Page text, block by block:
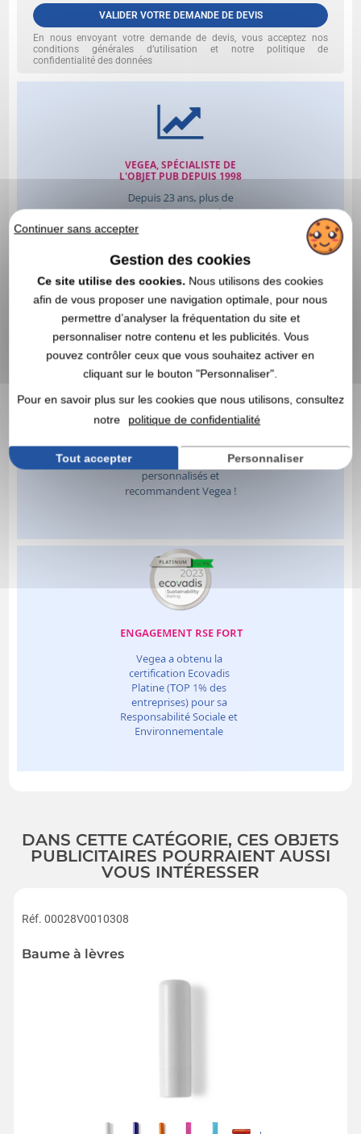
VALIDER VOTRE DEMANDE DE DEVIS
En nous envoyant votre demande de devis, vous acceptez nos
conditions générales d’utilisation et notre politique de
confidentialité des données
DANS CETTE CATÉGORIE, CES OBJETS
PUBLICITAIRES POURRAIENT AUSSI
VOUS INTÉRESSER
Réf. 00028V0010308
Baume à lèvres
Continuer sans accepter
Gestion des cookies
Ce site utilise des cookies. Nous utilisons des cookies
afin de vous proposer une navigation optimale, pour nous
permettre d’analyser la fréquentation du site et
personnaliser notre contenu et les publicités. Vous
pouvez contrôler ceux que vous souhaitez activer en
cliquant sur le bouton "Personnaliser".
Pour en savoir plus sur les cookies que nous utilisons, consultez
notre
politique de confidentialité
Tout accepter Personnaliser